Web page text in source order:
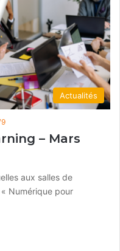
Actualités
– Mars
aux salles de
Numérique pour